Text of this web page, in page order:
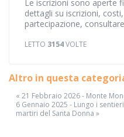
Le iscrizioni sono aperte
dettagli su iscrizioni,
partecipazione,
LETTO 3154VOLTE
Altro in questa
« 21 Febbraio 2026 - Monte
6 Gennaio 2025 - Lungo i
martiri del Santa Donna »